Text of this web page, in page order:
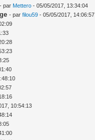
- par Mettero - 05/05/2017, 13:34:04
- parfilou59 - 05/05/2017, 14:06:57
10:54:13